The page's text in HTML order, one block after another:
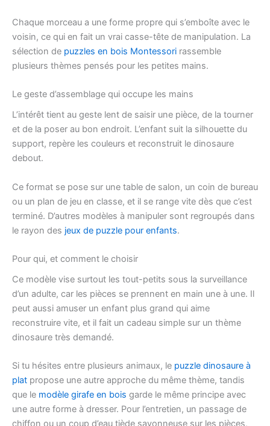
Chaque morceau a une forme propre qui s’emboîte avec le
voisin, ce qui en fait un vrai casse-tête de manipulation. La
sélection de puzzles en bois Montessori rassemble
plusieurs thèmes pensés pour les petites mains.
Le geste d’assemblage qui occupe les mains
L’intérêt tient au geste lent de saisir une pièce, de la tourner
et de la poser au bon endroit. L’enfant suit la silhouette du
support, repère les couleurs et reconstruit le dinosaure
debout.
Ce format se pose sur une table de salon, un coin de bureau
ou un plan de jeu en classe, et il se range vite dès que c’est
terminé. D’autres modèles à manipuler sont regroupés dans
le rayon des jeux de puzzle pour enfants.
Pour qui, et comment le choisir
Ce modèle vise surtout les tout-petits sous la surveillance
d’un adulte, car les pièces se prennent en main une à une. Il
peut aussi amuser un enfant plus grand qui aime
reconstruire vite, et il fait un cadeau simple sur un thème
dinosaure très demandé.
Si tu hésites entre plusieurs animaux, le puzzle dinosaure à
plat propose une autre approche du même thème, tandis
que le modèle girafe en bois garde le même principe avec
une autre forme à dresser. Pour l’entretien, un passage de
chiffon ou un coup d’eau tiède savonneuse sur les pièces,